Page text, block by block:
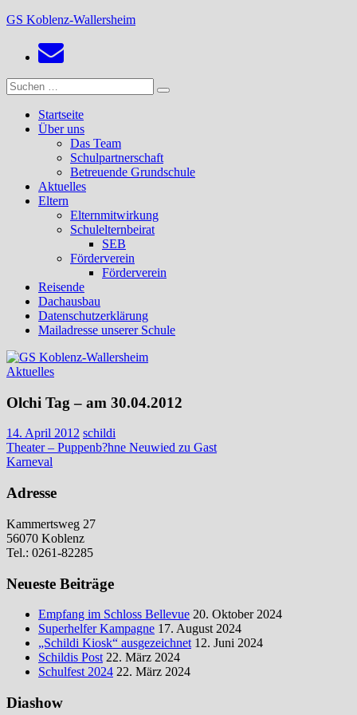
Zum
springen
GS Koblenz-Wallersheim
Suchen
nach:
Suchen
Startseite
Über uns
Das Team
Schulpartnerschaft
Betreuende Grundschule
Aktuelles
Eltern
Elternmitwirkung
Schulelternbeirat
SEB
Förderverein
Förderverein
Reisende
Dachausbau
Datenschutzerklärung
Mailadresse unserer Schule
Aktuelles
Olchi Tag – am 30.04.2012
14. April 2012 schildi
Beitragsnavigation
Vorheriger
Beitrag:
Theater – Puppenb?hne Neuwied zu Gast
Nächster
Karneval
Adresse
Kammertsweg 27
56070 Koblenz
Tel.: 0261-82285
Neueste Beiträge
Empfang im Schloss Bellevue 20. Oktober 2024
Superhelfer Kampagne 17. August 2024
„Schildi Kiosk“ ausgezeichnet 12. Juni 2024
Schildis Post 22. März 2024
Schulfest 2024 22. März 2024
Diashow